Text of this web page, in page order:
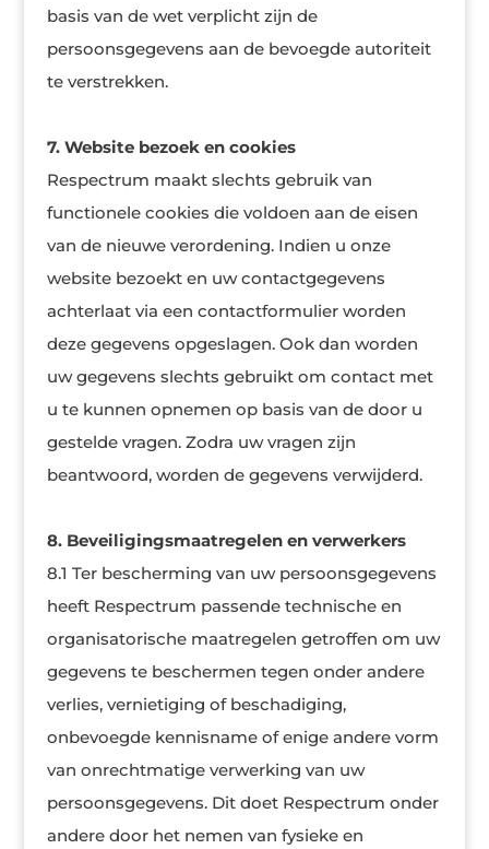
basis van de wet verplicht zijn de
persoonsgegevens aan de bevoegde autoriteit
te verstrekken.
7. Website bezoek en cookies
Respectrum maakt slechts gebruik van
functionele cookies die voldoen aan de eisen
van de nieuwe verordening. Indien u onze
website bezoekt en uw contactgegevens
achterlaat via een contactformulier worden
deze gegevens opgeslagen. Ook dan worden
uw gegevens slechts gebruikt om contact met
u te kunnen opnemen op basis van de door u
gestelde vragen. Zodra uw vragen zijn
beantwoord, worden de gegevens verwijderd.
8. Beveiligingsmaatregelen en verwerkers
8.1 Ter bescherming van uw persoonsgegevens
heeft Respectrum passende technische en
organisatorische maatregelen getroffen om uw
gegevens te beschermen tegen onder andere
verlies, vernietiging of beschadiging,
onbevoegde kennisname of enige andere vorm
van onrechtmatige verwerking van uw
persoonsgegevens. Dit doet Respectrum onder
andere door het nemen van fysieke en